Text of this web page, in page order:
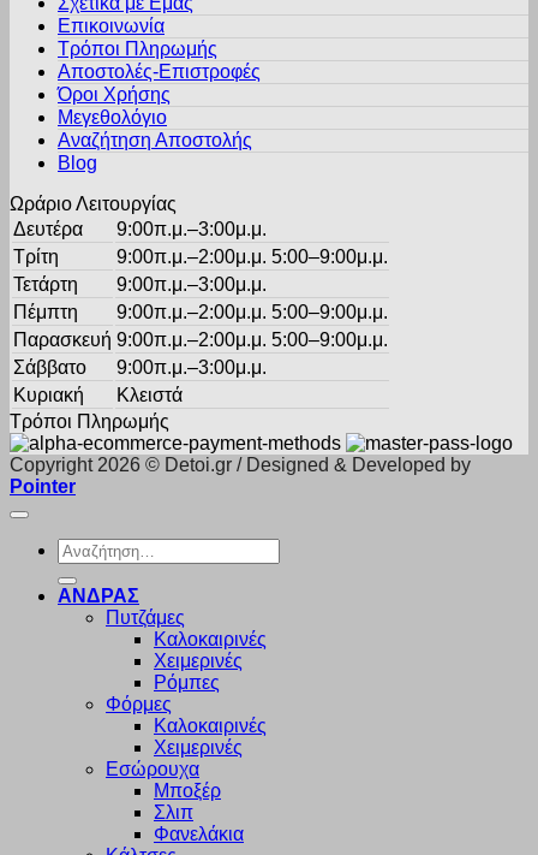
προϊόντος
επιλογές
μπορούν
επιλεγούν
σελίδα
€23.00.είναι:
€10.35.
Επικοινωνία
Τρόποι Πληρωμής
Αποστολές-Επιστροφές
Όροι Χρήσης
Μεγεθολόγιο
Αναζήτηση Αποστολής
Blog
Ωράριο Λειτουργίας
Δευτέρα
9:00π.μ.–3:00μ.μ.
Τρίτη
9:00π.μ.–2:00μ.μ. 5:00–9:00μ.μ.
Τετάρτη
9:00π.μ.–3:00μ.μ.
Πέμπτη
9:00π.μ.–2:00μ.μ. 5:00–9:00μ.μ.
Παρασκευή 9:00π.μ.–2:00μ.μ. 5:00–9:00μ.μ.
Σάββατο
9:00π.μ.–3:00μ.μ.
Κυριακή
Κλειστά
Τρόποι Πληρωμής
Copyright 2026 © Detoi.gr / Designed & Developed by
Pointer
Αναζήτηση
για:
ΑΝΔΡΑΣ
Πυτζάμες
Καλοκαιρινές
Χειμερινές
Ρόμπες
Φόρμες
Καλοκαιρινές
Χειμερινές
Εσώρουχα
Μποξέρ
Σλιπ
Φανελάκια